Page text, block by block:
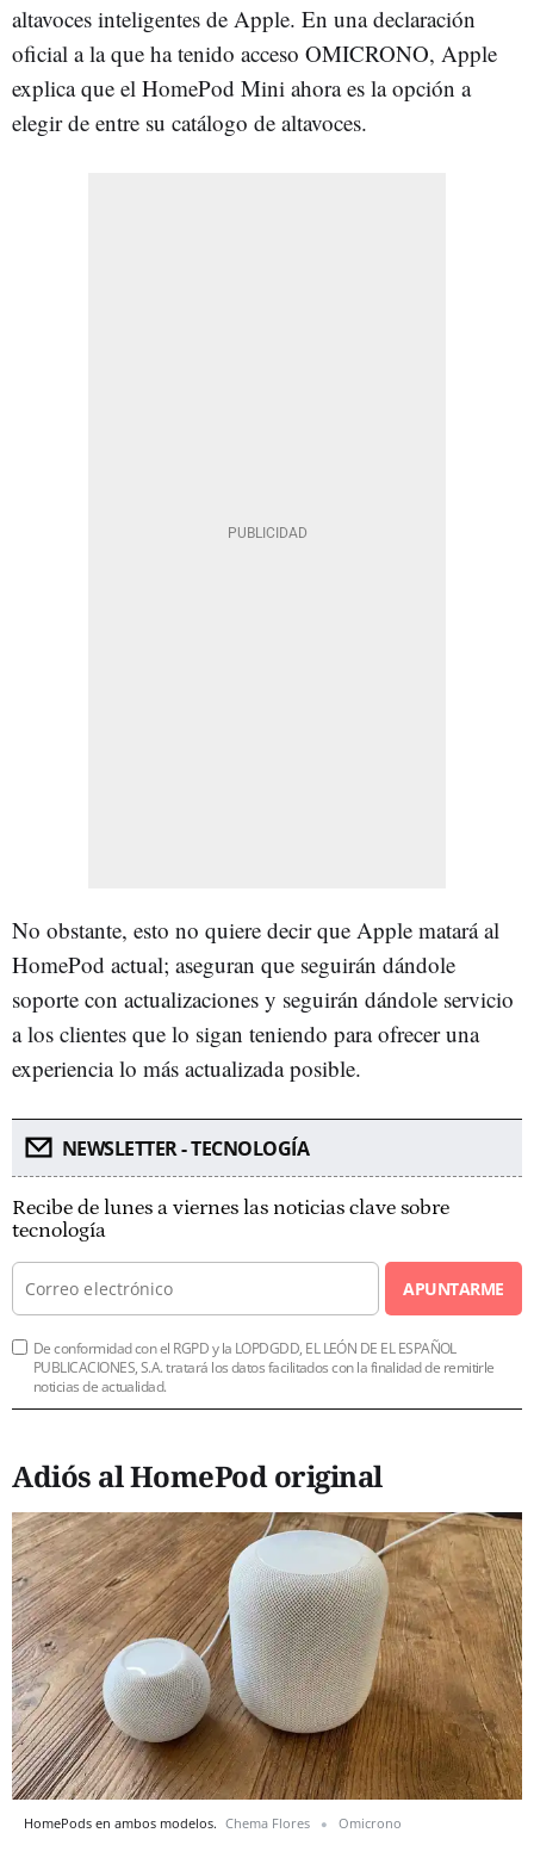
altavoces inteligentes de Apple. En una declaración
oficial a la que ha tenido acceso OMICRONO, Apple
explica que el HomePod Mini ahora es la opción a
elegir de entre su catálogo de altavoces.
No obstante, esto no quiere decir que Apple matará al
HomePod actual; aseguran que seguirán dándole
soporte con actualizaciones y seguirán dándole servicio
a los clientes que lo sigan teniendo para ofrecer una
experiencia lo más actualizada posible.
NEWSLETTER - TECNOLOGÍA
Recibe de lunes a viernes las noticias clave sobre
tecnología
APUNTARME
De conformidad con el RGPD y la LOPDGDD, EL LEÓN DE EL ESPAÑOL
PUBLICACIONES, S.A. tratará los datos facilitados con la finalidad de remitirle
noticias de actualidad.
Adiós al HomePod original
HomePods en ambos modelos. Chema Flores Omicrono